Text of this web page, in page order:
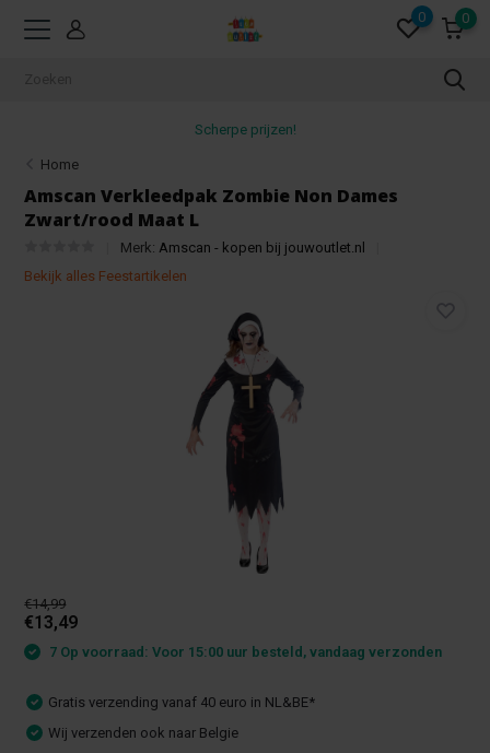
0 0
Scherpe prijzen!
Home
Amscan Verkleedpak Zombie Non Dames
Zwart/rood Maat L
Merk: Amscan - kopen bij jouwoutlet.nl
Bekijk alles Feestartikelen
€14,99
€13,49
7 Op voorraad: Voor 15:00 uur besteld, vandaag verzonden
Gratis verzending vanaf 40 euro in NL&BE*
Wij verzenden ook naar Belgie